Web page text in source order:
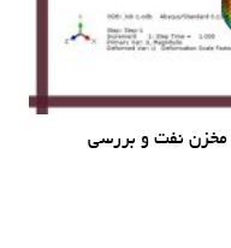
نفت و بررسی